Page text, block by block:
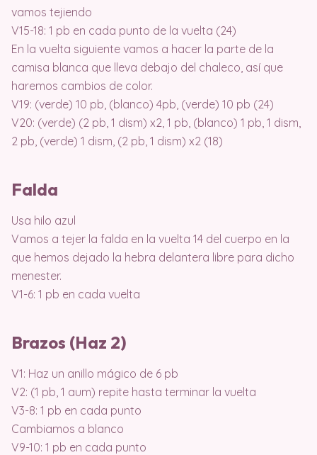
vamos tejiendo
V15-18: 1 pb en cada punto de la vuelta (24)
En la vuelta siguiente vamos a hacer la parte de la
camisa blanca que lleva debajo del chaleco, así que
haremos cambios de color.
V19: (verde) 10 pb, (blanco) 4pb, (verde) 10 pb (24)
V20: (verde) (2 pb, 1 dism) x2, 1 pb, (blanco) 1 pb, 1 dism,
2 pb, (verde) 1 dism, (2 pb, 1 dism) x2 (18)
Falda
Usa hilo azul
Vamos a tejer la falda en la vuelta 14 del cuerpo en la
que hemos dejado la hebra delantera libre para dicho
menester.
V1-6: 1 pb en cada vuelta
Brazos (Haz 2)
V1: Haz un anillo mágico de 6 pb
V2: (1 pb, 1 aum) repite hasta terminar la vuelta
V3-8: 1 pb en cada punto
Cambiamos a blanco
V9-10: 1 pb en cada punto